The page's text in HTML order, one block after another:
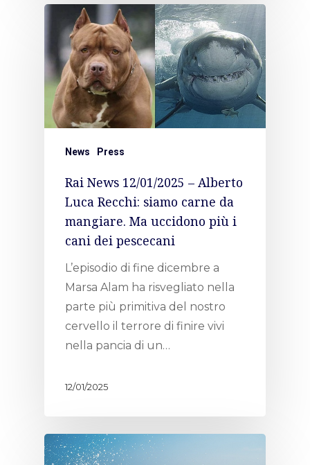
News Press
Rai News 12/01/2025 – Alberto
Luca Recchi: siamo carne da
mangiare. Ma uccidono più i
cani dei pescecani
L’episodio di fine dicembre a
Marsa Alam ha risvegliato nella
parte più primitiva del nostro
cervello il terrore di finire vivi
nella pancia di un…
12/01/2025